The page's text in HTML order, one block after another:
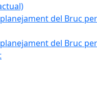
del Bruc
del Bruc